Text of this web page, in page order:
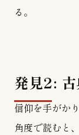
る。
発見2:
信仰を手がか
角度で読むと